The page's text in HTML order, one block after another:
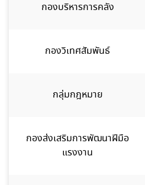
กองบริหารการคลัง
กองวิเทศสัมพันธ์
กลุ่มกฎหมาย
กองส่งเสริมการพัฒนาฝีมือ
แรงงาน